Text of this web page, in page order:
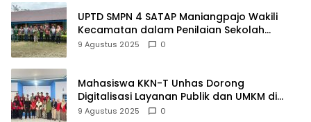
UPTD SMPN 4 SATAP Maniangpajo Wakili
Kecamatan dalam Penilaian Sekolah
Mapaccing
9 Agustus 2025 0
Mahasiswa KKN-T Unhas Dorong
Digitalisasi Layanan Publik dan UMKM di
Desa Moncongloe
9 Agustus 2025 0